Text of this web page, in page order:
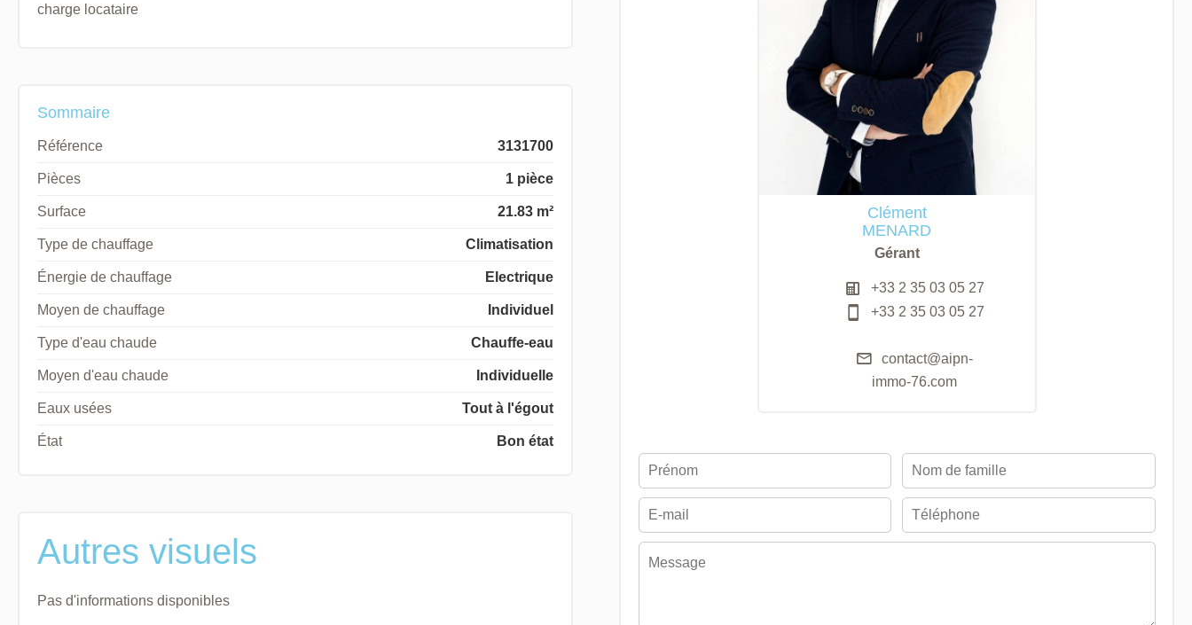
charge locataire
Sommaire
Référence 3131700
Pièces 1 pièce
Surface 21.83 m²
Type de chauffage Climatisation
Énergie de chauffage Electrique
Moyen de chauffage Individuel
Type d'eau chaude Chauffe-eau
Moyen d'eau chaude Individuelle
Eaux usées Tout à l'égout
État Bon état
Autres visuels
Pas d'informations disponibles
Clément
MENARD
Gérant
+33 2 35 03 05 27
+33 2 35 03 05 27
contact@aipn-
immo-76.com